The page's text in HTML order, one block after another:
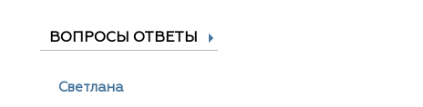
ВОПРОСЫ ОТВЕТЫ
Светлана